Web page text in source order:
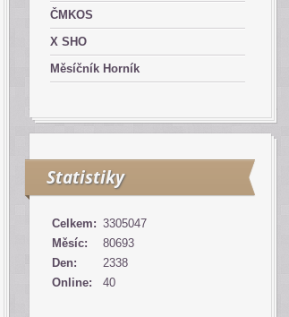
ČMKOS
X SHO
Měsíčník Horník
Statistiky
Online: 40
Celkem: 3305047
Měsíc:
80693
Den:
2338